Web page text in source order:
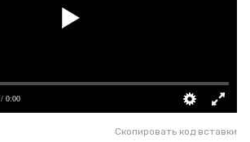
/ 0:00
Скопировать код вставки